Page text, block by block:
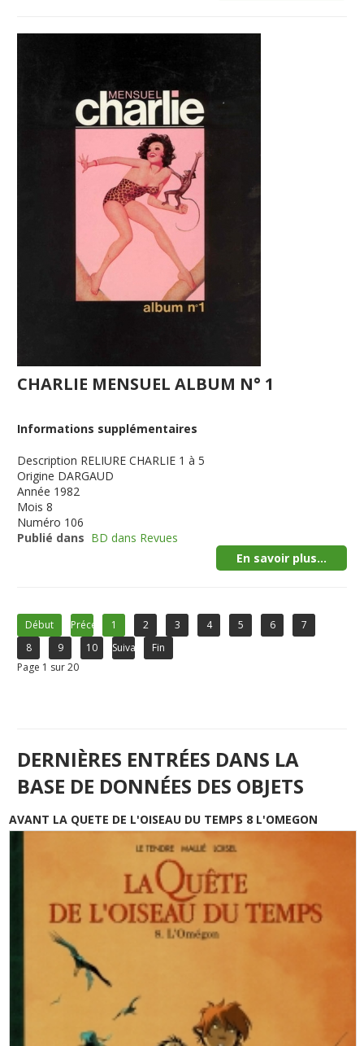
CHARLIE MENSUEL ALBUM N° 1
Informations supplémentaires
Description RELIURE CHARLIE 1 à 5
Origine DARGAUD
Année 1982
Mois 8
Numéro 106
Publié dans BD dans Revues
En savoir plus...
Début Précédent1 2 3 4 5 6
7
8
9 10 Suivant
Fin
Page 1 sur 20
DERNIÈRES ENTRÉES DANS LA
BASE DE DONNÉES DES OBJETS
AVANT LA QUETE DE L'OISEAU DU TEMPS 8 L'OMEGON